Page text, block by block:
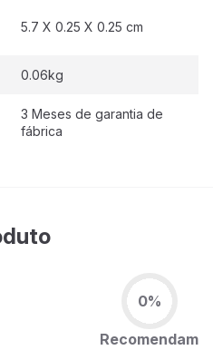
5.7 X 0.25 X 0.25 cm
0.06kg
3 Meses de garantia de
fábrica
0%
Recomendam